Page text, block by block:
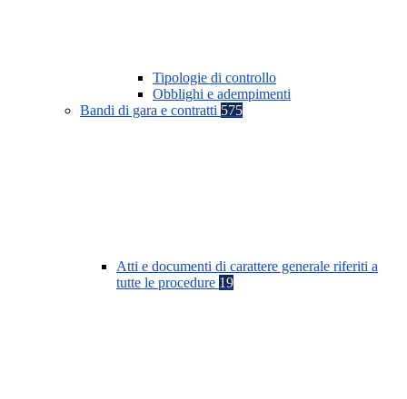
Tipologie di controllo
Obblighi e adempimenti
Bandi di gara e contratti 575
Atti e documenti di carattere generale riferiti a
tutte le procedure 19